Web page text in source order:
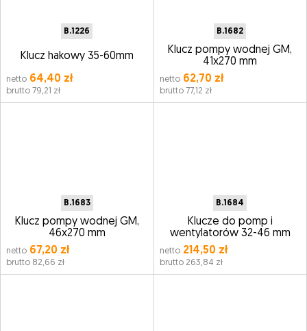
B.1226
Klucz hakowy 35-60mm
netto 64,40 zł
brutto 79,21 zł
B.1682
Klucz pompy wodnej GM,
41x270 mm
netto62,70 zł
brutto 77,12 zł
B.1683
Klucz pompy wodnej GM,
46x270 mm
netto 67,20 zł
brutto 82,66 zł
B.1684
Klucze do pomp i
wentylatorów 32-46 mm
netto214,50 zł
brutto 263,84 zł